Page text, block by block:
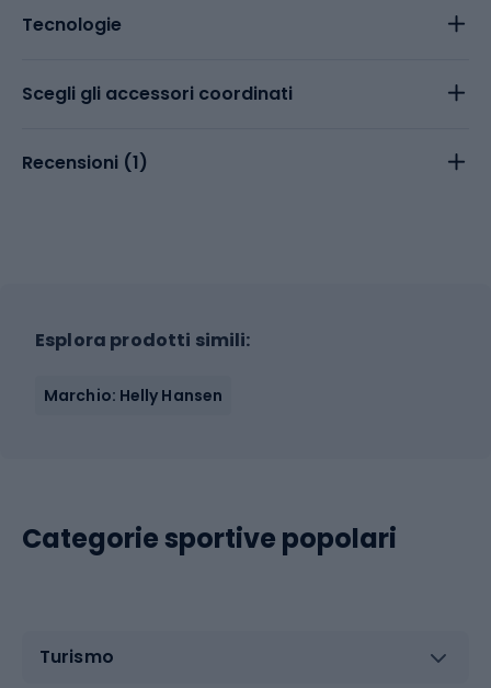
Tecnologie
Scegli gli accessori coordinati
Recensioni (1)
Esplora prodotti simili:
Marchio: Helly Hansen
Categorie sportive popolari
Turismo